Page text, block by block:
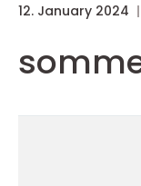
12. January 2024